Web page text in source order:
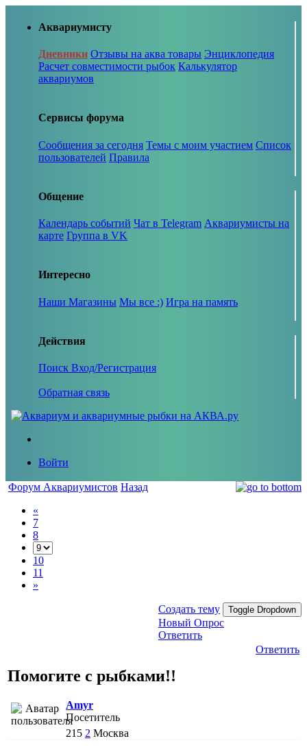
Аквариумисту
Дневники Отзывы на аква товары Энциклопедия
Расчет совместимости рыбок Калькулятор
аквариумов
Сервисы форума
Сообщения за сегодня Темы с моим участием Список
пользователей Правила
Общение
Календарь событий Чат в Telegram Аквариумисты на
карте Группа в VK
Интересно
Наши Магазины Мы все :) Игра на память
Действия
Поиск Вход/Регистрация
Обратная связь
Войти
Форум Аквариумистов Назад
«
7
8
10
11
»
Создать тему Toggle Dropdown
Новый Опрос
Ответить
Ответить
Помогите с рыбками!!
Amyr
Посетитель
215 2 Москва